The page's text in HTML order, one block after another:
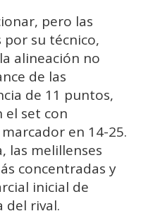
pero las
su técnico,
alineación no
de las
de 11 puntos,
el set con
en 14-25.
las melillenses
concentradas y
inicial de
del rival.